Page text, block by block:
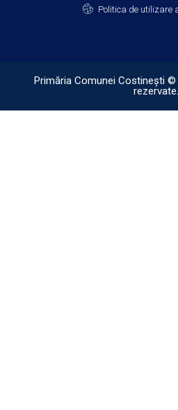
Politica de utilizare
Primăria Comunei Costinești
rezervate.